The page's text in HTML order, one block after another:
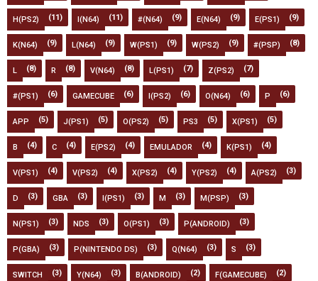
H(PS2) (11) I(N64) (11) #(N64) (9) E(N64) (9) E(PS1) (9)
K(N64) (9) L(N64) (9) W(PS1) (9) W(PS2) (9) #(PSP) (8)
L (8) R (8) V(N64) (8) L(PS1) (7) Z(PS2) (7)
#(PS1) (6) GAMECUBE (6) I(PS2) (6) O(N64) (6) P (6)
APP (5) J(PS1) (5) O(PS2) (5) PS3 (5) X(PS1) (5)
B (4) C (4) E(PS2) (4) EMULADOR (4) K(PS1) (4)
V(PS1) (4) V(PS2) (4) X(PS2) (4) Y(PS2) (4) A(PS2) (3)
D (3) GBA (3) I(PS1) (3) M (3) M(PSP) (3)
N(PS1) (3) NDS (3) O(PS1) (3) P(ANDROID) (3)
P(GBA) (3) P(NINTENDO DS) (3) Q(N64) (3) S (3)
SWITCH (3) Y(N64) (3) B(ANDROID) (2) F(GAMECUBE) (2)